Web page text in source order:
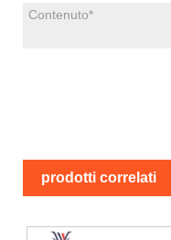
prodotti correlati